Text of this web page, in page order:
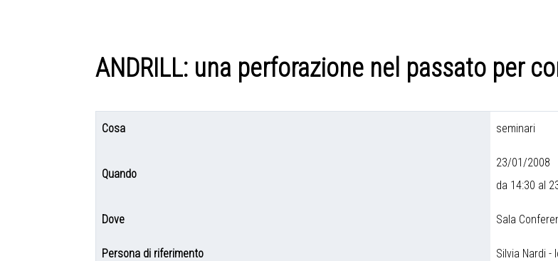
ANDRILL: una perforazione nel passato per
Cosa seminari
Quando
23/01/2008
da 14:30 al
Dove Sala
Persona di riferimento Silvia Nardi -